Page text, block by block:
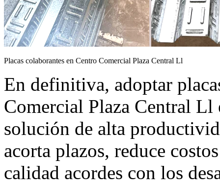
Placas colaborantes en Centro Comercial Plaza Central Ll
En definitiva, adoptar
Comercial Plaza Central Ll
solución de alta
acorta plazos, reduce
calidad acordes con los